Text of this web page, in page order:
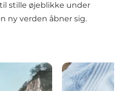
stille øjeblikke under
ny verden åbner sig.
Snorkel og